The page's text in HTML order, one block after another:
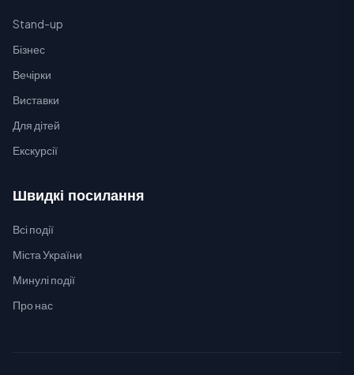
Stand-up
Бізнес
Вечірки
Виставки
Для дітей
Екскурсії
Швидкі посилання
Всі події
Міста України
Минулі події
Про нас